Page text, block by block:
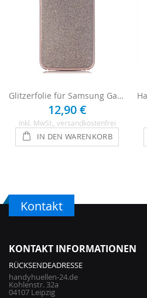
Glitzerfolie für Samsung Galaxy A3 (2017) - Anthrazit
12,90 €
Inkl. MwSt. , versandkostenfrei
IN DEN WARENKORB
Kontakt
KONTAKT INFORMATIONEN
RÜCKSENDEADRESSE
handyhuellen-24.de
Kohlenstr. 32a
04107 Leipzig